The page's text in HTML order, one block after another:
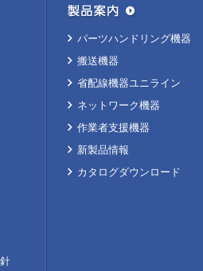
パーツハンドリング機器
搬送機器
省配線機器ユニライン
ネットワーク機器
作業者支援機器
新製品情報
カタログダウンロード